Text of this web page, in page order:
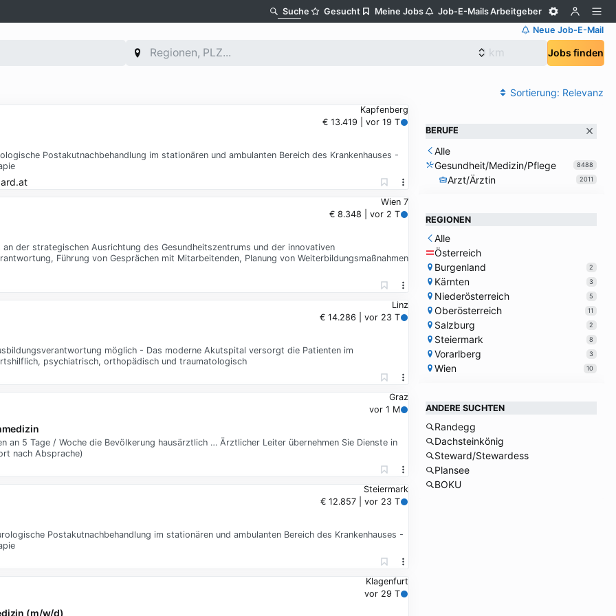
Suche Gesucht Meine Jobs Job-E-MailsArbeitgeber
Neue Job-E-Mail
Jobs finden
Sortierung: Relevanz
Kapfenberg
€ 13.419 | vor 19 T
Postakutnachbehandlung im stationären und ambulanten Bereich des Krankenhauses -
Wien 7
€ 8.348 | vor 2 T
der strategischen Ausrichtung des Gesundheitszentrums und der innovativen
Führung von Gesprächen mit Mitarbeitenden, Planung von Weiterbildungsmaßnahmen
Linz
€ 14.286 | vor 23 T
möglich - Das moderne Akutspital versorgt die Patienten im
psychiatrisch, orthopädisch und traumatologisch
Graz
vor 1 M
5 Tage / Woche die Bevölkerung hausärztlich … Ärztlicher Leiter übernehmen Sie Dienste in
nach Absprache)
Steiermark
€ 12.857 | vor 23 T
Postakutnachbehandlung im stationären und ambulanten Bereich des Krankenhauses -
Klagenfurt
vor 29 T
(m/w/d)
BERUFE
Alle
Gesundheit/Medizin/Pflege
8488
Arzt/Ärztin 2011
REGIONEN
Alle
Österreich
Burgenland
2
Kärnten 3
Niederösterreich 5
Oberösterreich 11
Salzburg 2
Steiermark 8
Vorarlberg 3
Wien 10
ANDERE SUCHTEN
Randegg
Dachsteinkönig
Steward/Stewardess
Plansee
BOKU